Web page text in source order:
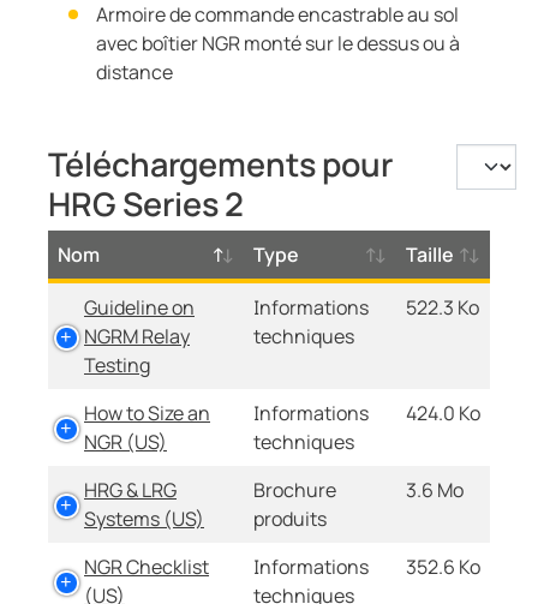
Armoire de commande encastrable au sol
avec boîtier NGR monté sur le dessus ou à
distance
Téléchargements pour
HRG Series 2
Nom Type
Taille
Guideline on
NGRM Relay
Testing
Informations
techniques
522.3 Ko
How to Size an
NGR (US)
Informations
techniques
424.0 Ko
HRG & LRG
Systems (US)
Brochure
produits
3.6 Mo
NGR Checklist
(US)
Informations
techniques
352.6 Ko